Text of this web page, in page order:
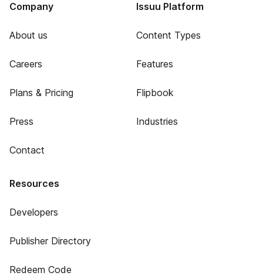
Company
About us
Careers
Plans & Pricing
Press
Contact
Issuu Platform
Content Types
Features
Flipbook
Industries
Resources
Developers
Publisher Directory
Redeem Code